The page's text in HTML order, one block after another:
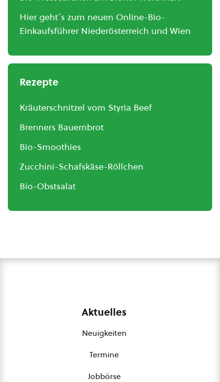
Hier geht´s zum neuen Online-Bio-
Einkaufsführer Niederösterreich und Wien
Rezepte
Kräuterschnitzel vom Styria Beef
Brenners Bauernbrot
Bio-Smoothies
Zucchini-Schafskäse-Röllchen
Bio-Obstsalat
Aktuelles
Neuigkeiten
Termine
Jobbörse